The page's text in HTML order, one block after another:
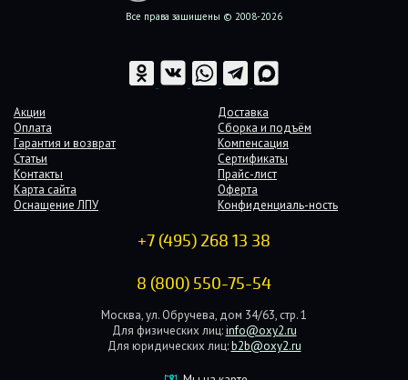
Все права защищены © 2008-2026
Акции
Доставка
Оплата
Сборка и подъём
Гарантия и возврат
Компенсация
Статьи
Сертификаты
Контакты
Прайс-лист
Карта сайта
Оферта
Оснащение ЛПУ
Конфиденциаль-ность
+7 (495) 268 13 38
8 (800) 550-75-54
Москва, ул. Обручева, дом 34/63, стр. 1
Для физических лиц: info@oxy2.ru
Для юридических лиц: b2b@oxy2.ru